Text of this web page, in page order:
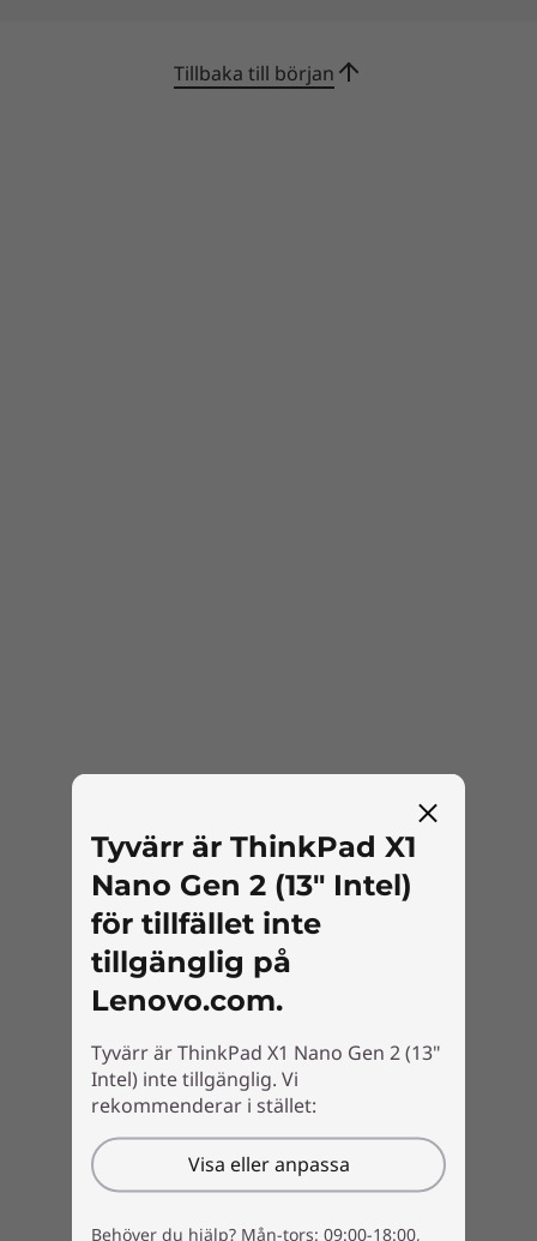
Hållbarhet är en självklarhet
Bärbara ThinkPad-datorer har en perfekt
balans mellan tillförlitlighet och hållbarhet, och
de testas enligt 12 militära standarder och
över 200 kvalitetskontroller för att garantera
att de fungerar under extrema förhållanden.
Tillbaka till början
Tyvärr är ThinkPad X1
Nano Gen 2 (13" Intel)
för tillfället inte
tillgänglig på
Lenovo.com.
Tyvärr är ThinkPad X1 Nano Gen 2 (13"
Intel) inte tillgänglig. Vi
rekommenderar i stället:
Visa eller anpassa
Behöver du hjälp? Mån-tors: 09:00-18:00,